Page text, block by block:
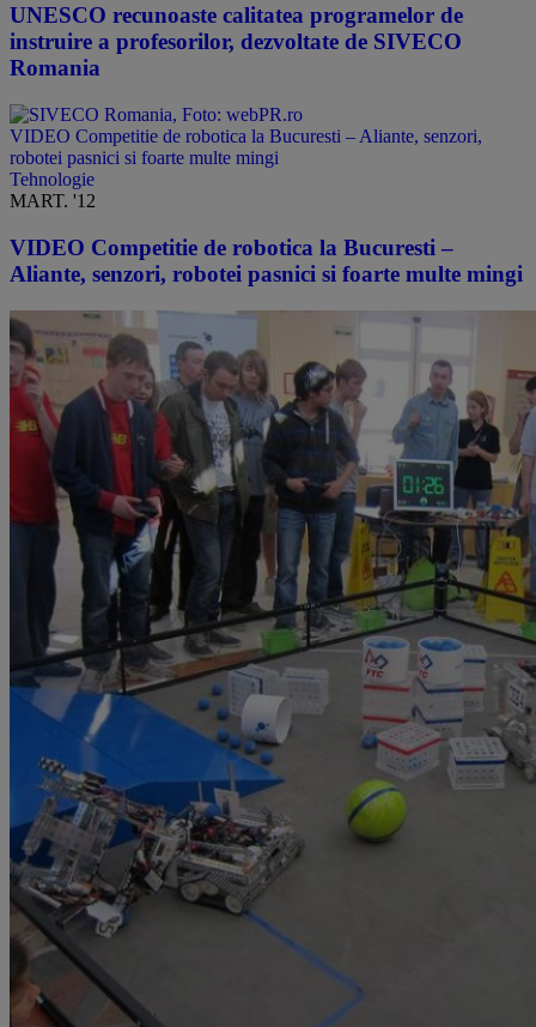
UNESCO recunoaste calitatea programelor de
instruire a profesorilor, dezvoltate de SIVECO
Romania
​VIDEO Competitie de robotica la Bucuresti – Aliante, senzori,
robotei pasnici si foarte multe mingi
Tehnologie
MART. '12
​VIDEO Competitie de robotica la Bucuresti –
Aliante, senzori, robotei pasnici si foarte multe mingi